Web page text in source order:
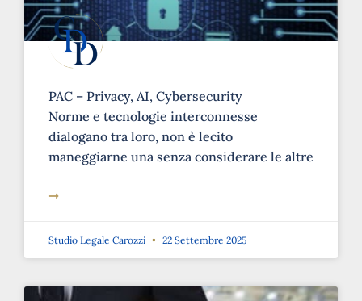
PAC – Privacy, AI, Cybersecurity
Norme e tecnologie interconnesse
dialogano tra loro, non è lecito
maneggiarne una senza considerare le altre
➞
Studio Legale Carozzi 22 Settembre 2025